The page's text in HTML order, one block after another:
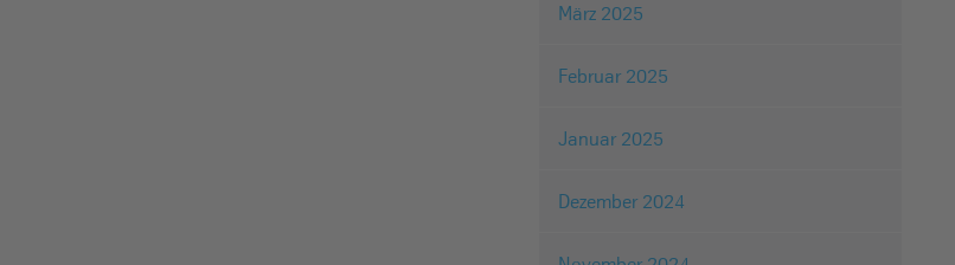
März 2025
Februar 2025
Januar 2025
Dezember 2024